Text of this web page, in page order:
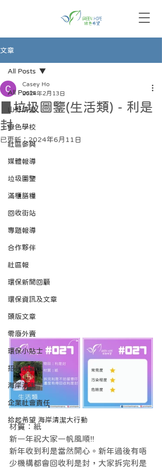
文章
All Posts
山野清潔
綠色學校
社區參與
媒體報導
垃圾圖鑒
滿櫃膳糧
回收街站
專題報導
合作夥伴
社區報
環保新聞回顧
環保資訊及文章
頭版文章
零廢外賣
環保小貼士
招長期義工
海岸清潔
企業社會責任
拾起希望 海岸清潔大行動
All Posts
▊垃圾圖鑒(生活類) - 利是
封
Casey Ho
2024年2月13日
已更新： 2024年6月11日
材質：紙
新一年祝大家一帆風順!!
新年收到利是當然開心。新年過後有唔
少機構都會回收利是封，大家拆完利是